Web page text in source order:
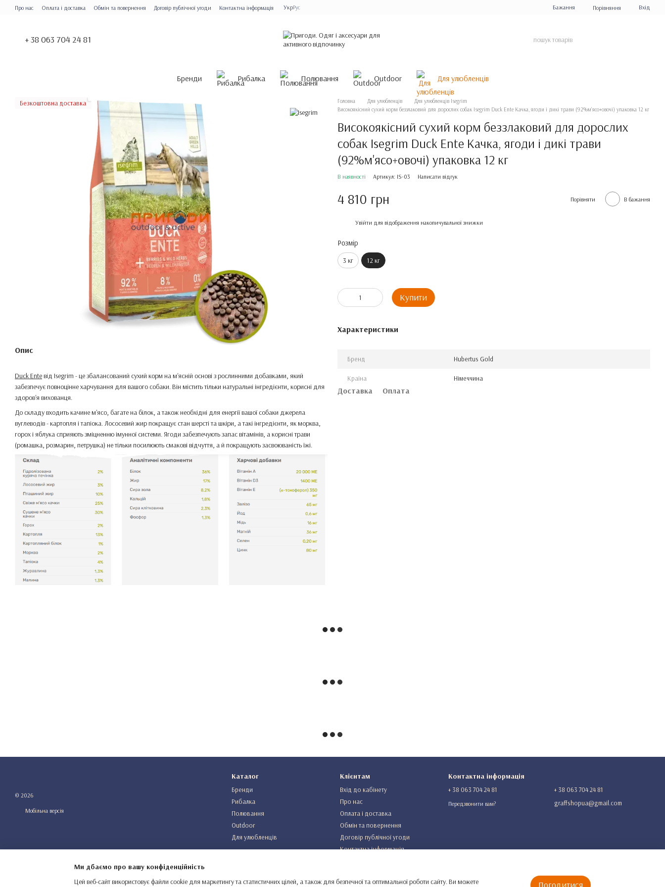
Перейти до основного контенту
Про нас Оплата і доставка Обмін та повернення Договір публічної угоди Контактна інформація УкрРус Бажання Порівняння Вхід
+ 38 063 704 24 81
Бренди Рибалка Полювання Outdoor Для улюбленців
Безкоштовна доставка
Опис
Duck Enteвід Isegrim - це збалансований сухий корм на м'ясній основі з рослинними добавками, який
забезпечує повноцінне харчування для вашого собаки. Він містить тільки натуральні інгредієнти, корисні для
здоров'я вихованця.
До складу входить качине м'ясо, багате на білок, а також необхідні для енергії вашої собаки джерела
вуглеводів - картопля і тапіока. Лососевий жир покращує стан шерсті та шкіри, а такі інгредієнти, як морква,
горох і яблука сприяють зміцненню імунної системи. Ягоди забезпечують запас вітамінів, а корисні трави
(ромашка, розмарин, петрушка) не тільки посилюють смакові відчуття, а й покращують засвоюваність їжі.
Головна Для улюбленців
Для улюбленців Isegrim
Високоякісний сухий корм беззлаковий для дорослих собак Isegrim Duck Ente Качка, ягоди і дикі трави (92%м'ясо+овочі) упаковка 12 кг
Високоякісний сухий корм беззлаковий для дорослих
собак Isegrim Duck Ente Качка, ягоди і дикі трави
(92%м'ясо+овочі) упаковка 12 кг
В наявності Артикул: IS-03 Написати відгук
4 810 грн Порівняти В бажання
Увійти для відображення накопичувальної знижки
Розмір
3 кг 12 кг
Купити
Характеристики
Бренд Hubertus Gold
Країна Німеччина
Доставка Оплата
© 2026
Мобільна версія
Каталог
Бренди
Рибалка
Полювання
Outdoor
Для улюбленців
Клієнтам
Вхід до кабінету
Про нас
Оплата і доставка
Обмін та повернення
Договір публічної угоди
Контактна інформація
Контактна інформація
+ 38 063 704 24 81
Передзвонити вам?
+ 38 063 704 24 81
graffshopua@gmail.com
Ми дбаємо про вашу конфіденційність
Цей веб-сайт використовує файли cookie для маркетингу та статистичних цілей, а також для безпечної та оптимальної роботи сайту. Ви можете
Погодитися